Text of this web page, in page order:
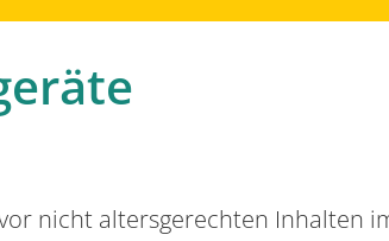
nicht altersgerechten Inhalten